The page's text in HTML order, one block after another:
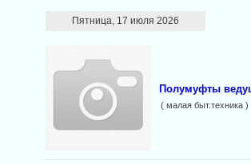
Пятница, 17 июля 2026
Полумуфты
( малая быт.техника